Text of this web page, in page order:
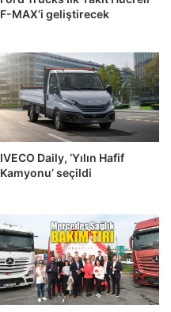
F-MAX’i geliştirecek
IVECO Daily, ‘Yılın Hafif
Kamyonu’ seçildi